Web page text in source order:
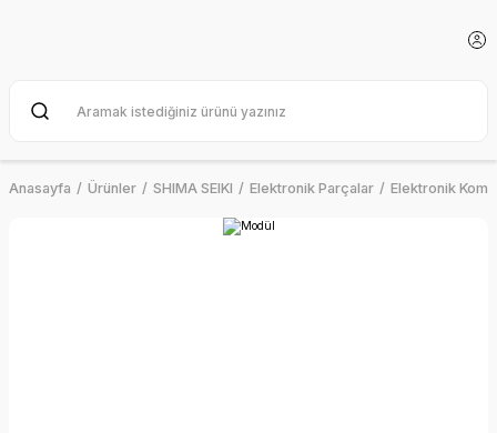
Anasayfa Ürünler SHIMA SEIKI Elektronik Parçalar Elektronik